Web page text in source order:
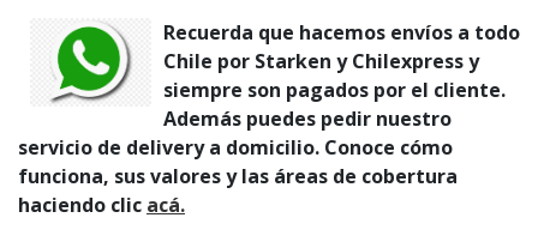
Recuerda que hacemos envíos a todo
Chile por Starken y Chilexpress y
siempre son pagados por el cliente.
Además puedes pedir nuestro
servicio de delivery a domicilio. Conoce cómo
funciona, sus valores y las áreas de cobertura
haciendo clic acá.